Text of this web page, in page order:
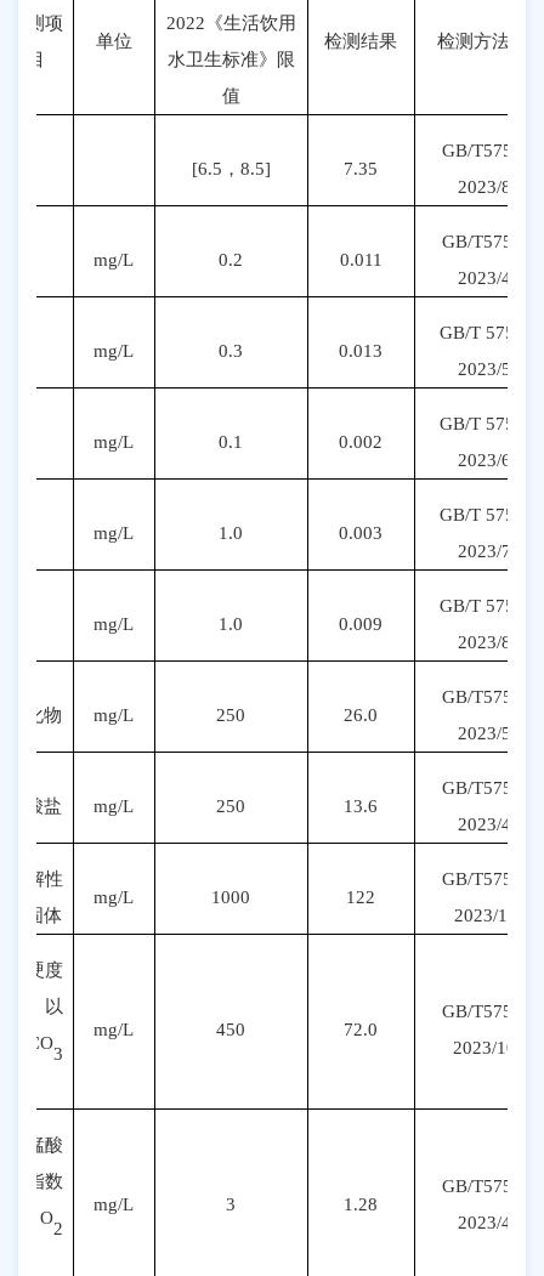
检测项
目
单位
2022 《生活饮用
水卫生标准》限
值
检测结果 检测方法依
[6.5 ， 8.5] 7.35
GB/T5750.4-
2023/8
mg/L 0.2 0.011
GB/T5750.6-
2023/4
mg/L 0.3 0.013
GB/T 5750.6-
2023/5
mg/L 0.1 0.002
GB/T 5750.6-
2023/6
mg/L 1.0 0.003
GB/T 5750.6-
2023/7
mg/L 1.0 0.009
GB/T 5750.6-
2023/8
氯化物 mg/L 250 26.0
GB/T5750.5-
2023/5
硫酸盐 mg/L 250 13.6
GB/T5750.5-
2023/4
溶解性
总固体
mg/L 1000 122
GB/T5750.4-
2023/11
总硬度
（以
CaCO3
mg/L 450 72.0
GB/T5750.4-
2023/10
高锰酸
盐指数
（O2
mg/L 3 1.28
GB/T5750.7-
2023/4